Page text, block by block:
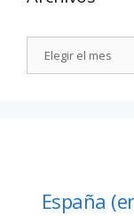
España